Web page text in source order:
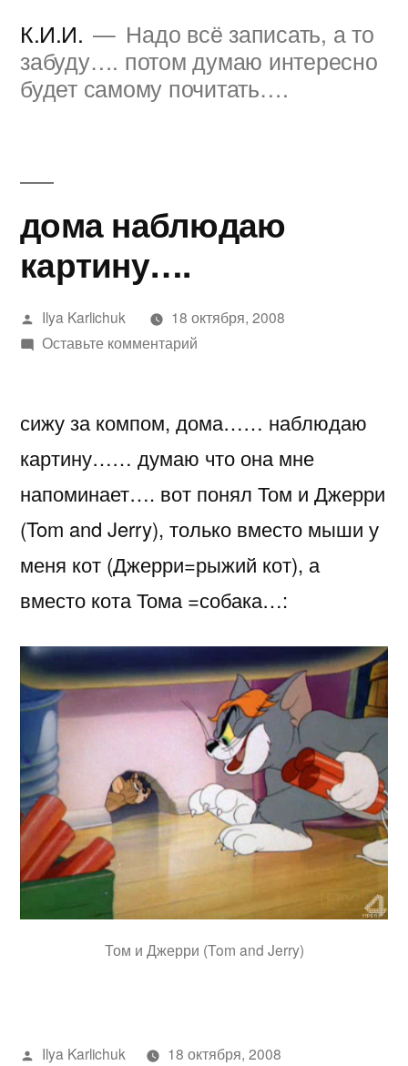
содержимому
К.И.И.
Надо всё записать, а то
забуду…. потом думаю интересно
будет самому почитать….
дома наблюдаю
картину….
Написано
автором
Ilya Karlichuk
18 октября, 2008
Оставьте комментарийк
картину….
сижу за компом, дома…… наблюдаю
картину…… думаю что она мне
напоминает…. вот понял Том и Джерри
(Tom and Jerry), только вместо мыши у
меня кот (Джерри=рыжий кот), а
вместо кота Тома =собака…:
Том и Джерри (Tom and Jerry)
Написано
Ilya Karlichuk
18 октября, 2008